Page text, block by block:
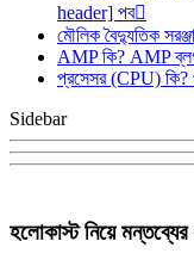
header] পব
মৌলিক বৈদ্যুতিক
AMP কি? AMP
প্রসেসর (CPU) কি?
Sidebar
হলোকাস্ট নিয়ে মন্তব্যের